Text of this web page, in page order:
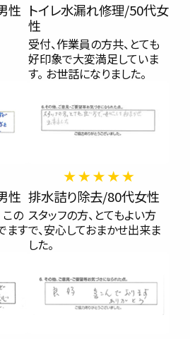
性 トイレ水漏れ修理/50代女
性
受付、作業員の方共、とても
好印象で大変満足していま
す。 お世話になりました。
性
の
ます
排水詰り除去/80代女性
スタッフの方、とてもよい方
で、安心しておまかせ出来ま
した。